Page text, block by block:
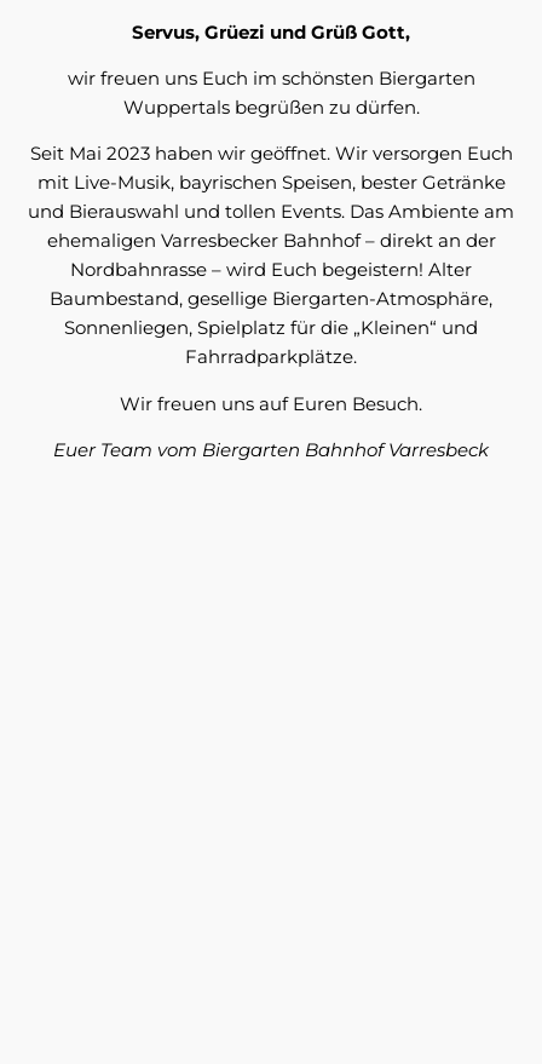
Servus, Grüezi und Grüß Gott,
wir freuen uns Euch im schönsten Biergarten
Wuppertals begrüßen zu dürfen.
Seit Mai 2023 haben wir geöffnet. Wir versorgen Euch
mit Live-Musik, bayrischen Speisen, bester Getränke
und Bierauswahl und tollen Events. Das Ambiente am
ehemaligen Varresbecker Bahnhof – direkt an der
Nordbahnrasse – wird Euch begeistern! Alter
Baumbestand, gesellige Biergarten-Atmosphäre,
Sonnenliegen, Spielplatz für die „Kleinen“ und
Fahrradparkplätze.
Wir freuen uns auf Euren Besuch.
Euer Team vom Biergarten Bahnhof Varresbeck